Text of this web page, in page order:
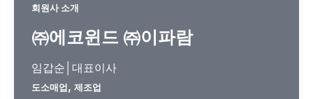
회원사 소개
㈜에코윈드 ㈜이파람
임갑순│대표이사
도소매업, 제조업